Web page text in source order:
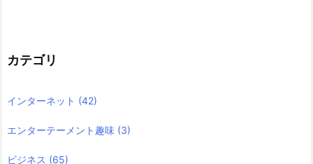
カテゴリ
インターネット (42)
エンターテーメント趣味 (3)
ビジネス (65)